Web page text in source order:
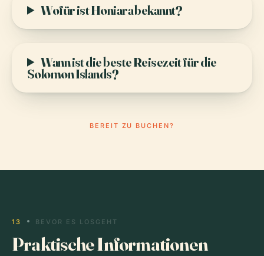
Wofür ist Honiara bekannt?
Wann ist die beste Reisezeit für die
Solomon Islands?
BEREIT ZU BUCHEN?
13 BEVOR ES LOSGEHT
Praktische Informationen